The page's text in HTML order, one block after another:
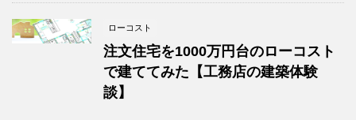
ローコスト
注文住宅を1000万円台のローコスト
で建ててみた【工務店の建築体験
談】